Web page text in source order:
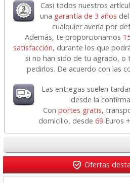
Casi todos nuestros
una garantía de 3 años
cualquier avería por
Además, te proporcionamos
satisfacción, durante los que
si no han sido de tu agrado, o
pedirlos. De acuerdo con las
Las entregas suelen
desde la
Con portes gratis,
domicilio, desde69 Euros
Ofertas